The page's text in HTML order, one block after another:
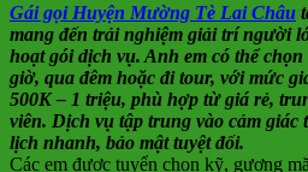
Gái gọi Huyện Mường Tè Lai Châu
mang đến trải nghiệm giải trí người
hoạt gói dịch vụ. Anh em có thể
giờ, qua đêm hoặc đi tour, với mức
500K – 1 triệu, phù hợp từ giá rẻ,
viên. Dịch vụ tập trung vào cảm giác
lịch nhanh, bảo mật tuyệt đối.
Các em được tuyển chọn kỹ, gương